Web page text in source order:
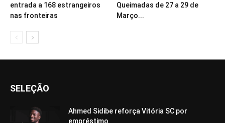
entrada a 168 estrangeiros
nas fronteiras
Queimadas de 27 a 29 de
Março...
SELEÇÃO
Ahmed Sidibe reforça Vitória SC por
empréstimo